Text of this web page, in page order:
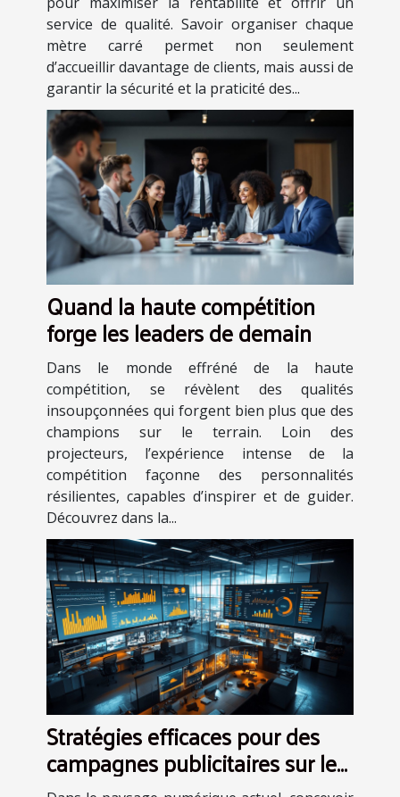
service de qualité. Savoir organiser chaque
mètre carré permet non seulement
d’accueillir davantage de clients, mais aussi de
garantir la sécurité et la praticité des...
Quand la haute compétition
forge les leaders de demain
Dans le monde effréné de la haute
compétition, se révèlent des qualités
insoupçonnées qui forgent bien plus que des
champions sur le terrain. Loin des
projecteurs, l’expérience intense de la
compétition façonne des personnalités
résilientes, capables d’inspirer et de guider.
Découvrez dans la...
Stratégies efficaces pour des
campagnes publicitaires sur les